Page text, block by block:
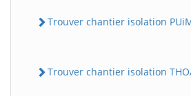
Trouver chantier isolation
Trouver chantier isolation